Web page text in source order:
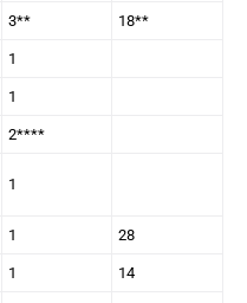
3** 18**
1
1
2****
1
1 28
1 14